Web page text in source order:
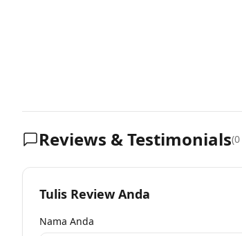
Reviews & Testimonials(0
Tulis Review Anda
Nama Anda